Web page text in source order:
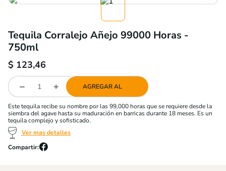
Tequila Corralejo Añejo 99000 Horas -
750ml
$ 123,46
AGREGAR AL
Este tequila recibe su nombre por las 99,000 horas que se requiere desde la
siembra del agave hasta su maduración en barricas durante 18 meses. Es un
tequila complejo y sofisticado.
Ver mas detalles